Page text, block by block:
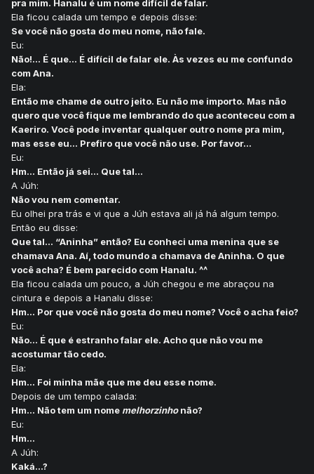
pra mim. Hanalu é um nome difícil de falar.
Ela ficou calada um tempo e depois disse:
Se você não gosta do meu nome, não fale.
Eu:
Não!... É que... É difícil de falar ele. Às vezes eu me confundo
com Ana.
Ela:
Então me chame de outro jeito. Eu não me importo. Mas não
quero que você fique me lembrando do que aconteceu com a
Kaeriro. Você pode inventar qualquer outro nome pra mim,
mas esse eu... Prefiro que você não use. Por favor...
Eu:
Hm... Então já sei... Que tal...
A Júh:
Não vou nem comentar.
Eu olhei pra trás e vi que a Júh estava ali já há algum tempo.
Então eu disse:
Que tal... “Aninha” então? Eu conheci uma menina que se
chamava Ana. Aí, todo mundo a chamava de Aninha. O que
você acha? É bem parecido com Hanalu. ^^
Ela ficou calada um pouco, a Júh chegou e me abraçou na
cintura e depois a Hanalu disse:
Hm... Por que você não gosta do meu nome? Você o acha feio?
Eu:
Não... É que é estranho falar ele. Acho que não vou me
acostumar tão cedo.
Ela:
Hm... Foi minha mãe que me deu esse nome.
Depois de um tempo calada:
Hm... Não tem um nome melhorzinhonão?
Eu:
Hm...
A Júh:
Kaká...?